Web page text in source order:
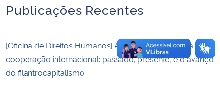
Planalto
Publicações Recentes
[Oficina de Direitos Humanos] Agendas de pesquisa em
cooperação internacional: passado, presente, e o avanço
do filantrocapitalismo